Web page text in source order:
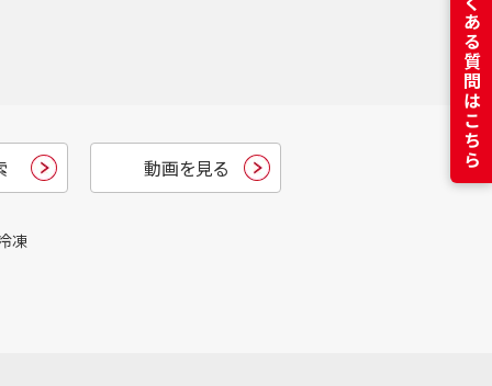
動画を見る
凍
よくある質問はこちら